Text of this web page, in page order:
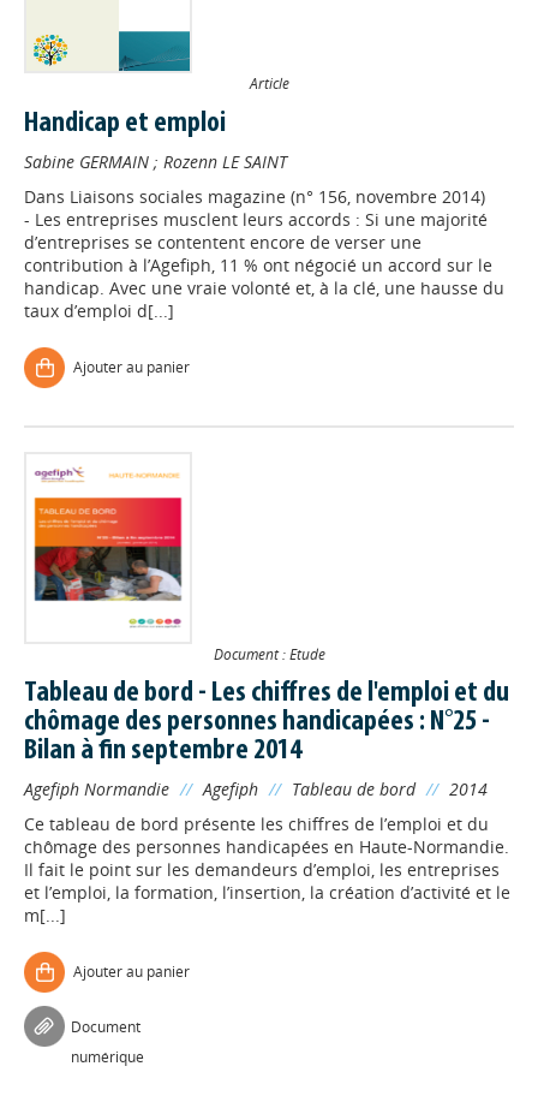
Article
Handicap et emploi
Sabine GERMAIN ; Rozenn LE SAINT
Dans Liaisons sociales magazine (n° 156, novembre 2014)
- Les entreprises musclent leurs accords : Si une majorité
d’entreprises se contentent encore de verser une
contribution à l’Agefiph, 11 % ont négocié un accord sur le
handicap. Avec une vraie volonté et, à la clé, une hausse du
taux d’emploi d[...]
Ajouter au panier
Document : Etude
Tableau de bord - Les chiffres de l'emploi et du
chômage des personnes handicapées : N°25 -
Bilan à fin septembre 2014
Agefiph Normandie // Agefiph // Tableau de bord // 2014
Ce tableau de bord présente les chiffres de l’emploi et du
chômage des personnes handicapées en Haute-Normandie.
Il fait le point sur les demandeurs d’emploi, les entreprises
et l’emploi, la formation, l’insertion, la création d’activité et le
m[...]
Ajouter au panier
Document
numérique